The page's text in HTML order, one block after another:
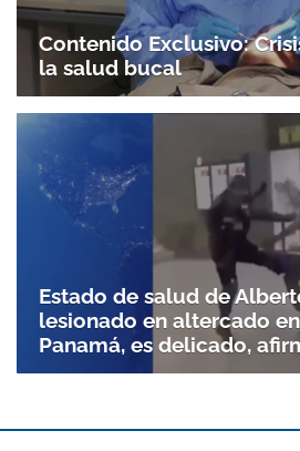
Gracias por suscribirte a
Contenido Exclusivo:
la salud bucal
Estado de salud de
lesionado en altercado
Panamá, es delicado,